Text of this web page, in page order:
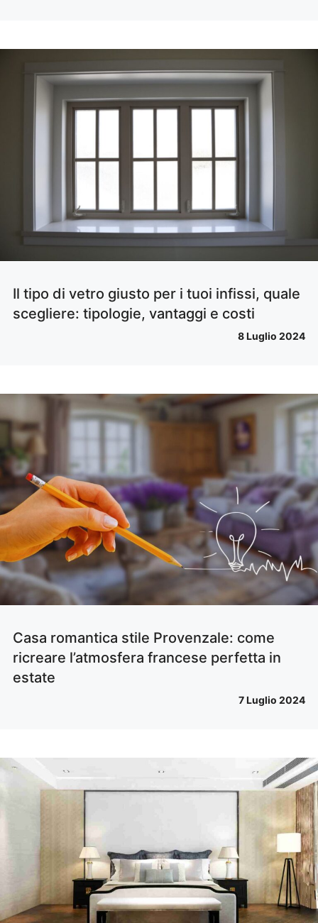
Il tipo di vetro giusto per i tuoi infissi, quale
scegliere: tipologie, vantaggi e costi
8 Luglio 2024
Casa romantica stile Provenzale: come
ricreare l’atmosfera francese perfetta in
estate
7 Luglio 2024